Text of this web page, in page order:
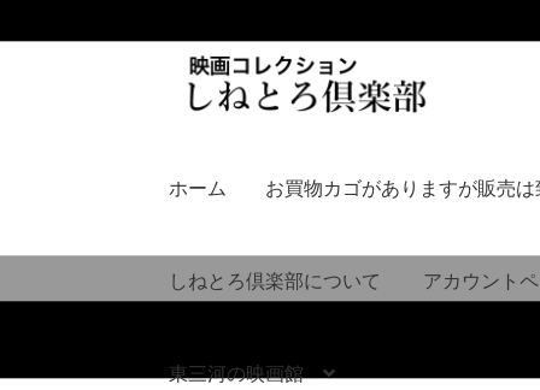
シ
へ
ス
ッ
ツ
キ
ッ
ホーム お買物カゴがありますが販売
しねとろ倶楽部について アカウント
東三河の映画館